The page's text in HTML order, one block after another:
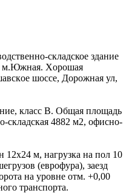
складское здание
м.Южная. Xoрошaя
шоcсe, Дорожная ул,
класс В. Общая площадь
складская 4882 м2, офисно-
12х24 м, нагрузка на пол 10
(еврофура), заезд
на уровне отм. +0,00
транспорта.